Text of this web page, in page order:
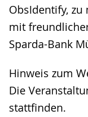
ObsIdentify,
mit
Sparda-Bank
Hinweis zum
Die
stattfinden.